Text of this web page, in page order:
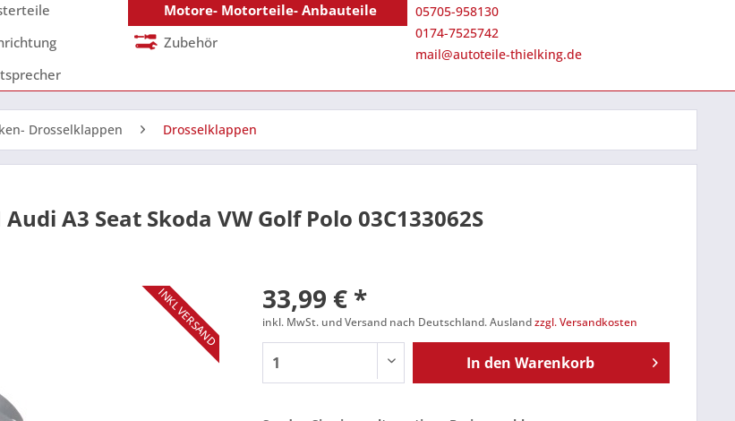
Motore- Motorteile- Anbauteile
Zubehör
05705-958130
0174-7525742
mail@autoteile-thielking.de
Drosselklappen Drosselklappen
A3 Seat Skoda VW Golf Polo 03C133062S
INKL VERSAND 33,99 € *
inkl. MwSt. und Versand nach Deutschland. Auslandzzgl. Versandkosten
In den Warenkorb